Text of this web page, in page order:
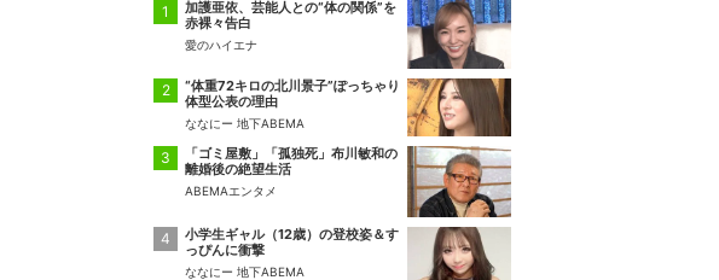
加護亜依、芸能人との“体の関係”を
赤裸々告白
愛のハイエナ
“体重72キロの北川景子”ぽっちゃり
体型公表の理由
ななにー 地下ABEMA
「ゴミ屋敷」「孤独死」布川敏和の
離婚後の絶望生活
ABEMAエンタメ
小学生ギャル（12歳）の登校姿＆す
っぴんに衝撃
ななにー 地下ABEMA